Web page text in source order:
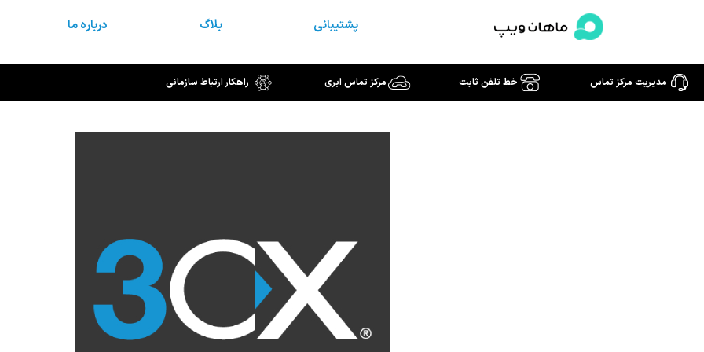
محتوا
پشتیبانی بلاگ درباره ما
مدیریت مرکز تماس خط تلفن ثابت مرکز تماس ابری راهکار ارتباط سازمانی